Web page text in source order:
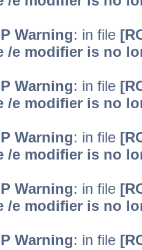
Warning: in file
/e modifier is no
Warning: in file
/e modifier is no
Warning: in file
/e modifier is no
Warning: in file
/e modifier is no
Warning: in file